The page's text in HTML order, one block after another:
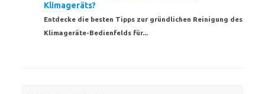
Klimageräts?
Entdecke die besten Tipps zur gründlichen Reinigung des
Klimageräte-Bedienfelds für...